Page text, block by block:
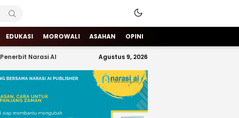
EDUKASI MOROWALI ASAHAN OPINI
Penerbit Narasi AI Agustus 9, 2026